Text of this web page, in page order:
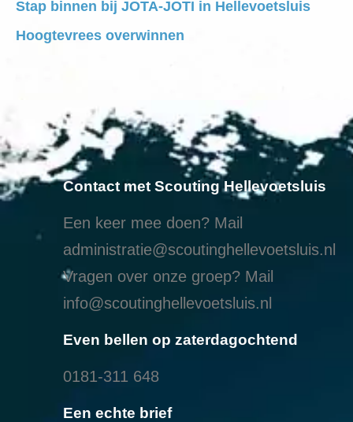
Stap binnen bij JOTA-JOTI in Hellevoetsluis
Hoogtevrees overwinnen
Contact met Scouting Hellevoetsluis
Een keer mee doen? Mail
administratie@scoutinghellevoetsluis.nl
Vragen over onze groep? Mail
info@scoutinghellevoetsluis.nl
Even bellen op zaterdagochtend
0181-311 648
Een echte brief